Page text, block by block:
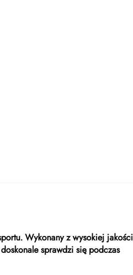
Wykonany z wysokiej jakości
sprawdzi się podczas